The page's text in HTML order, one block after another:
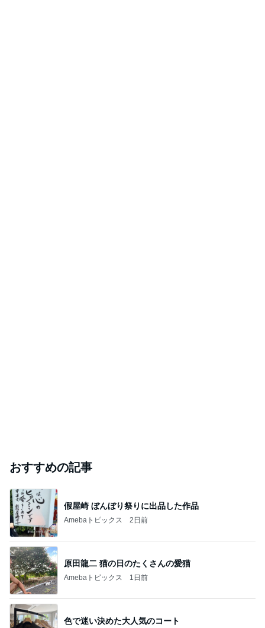
おすすめの記事
假屋崎 ぼんぼり祭りに出品した作品
Amebaトピックス 2日前
原田龍二 猫の日のたくさんの愛猫
Amebaトピックス 1日前
色で迷い決めた大人気のコート